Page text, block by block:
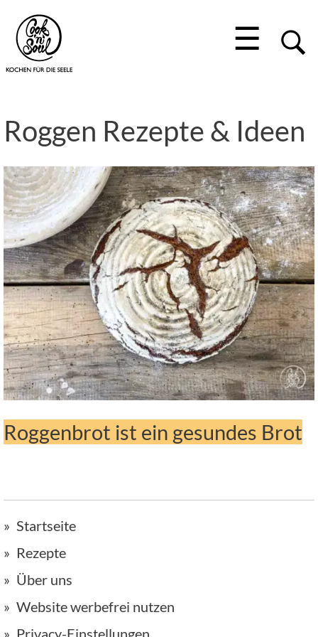
☰
Roggen Rezepte & Ideen
Roggenbrot ist ein gesundes Brot
Startseite
Rezepte
Über uns
Website werbefrei nutzen